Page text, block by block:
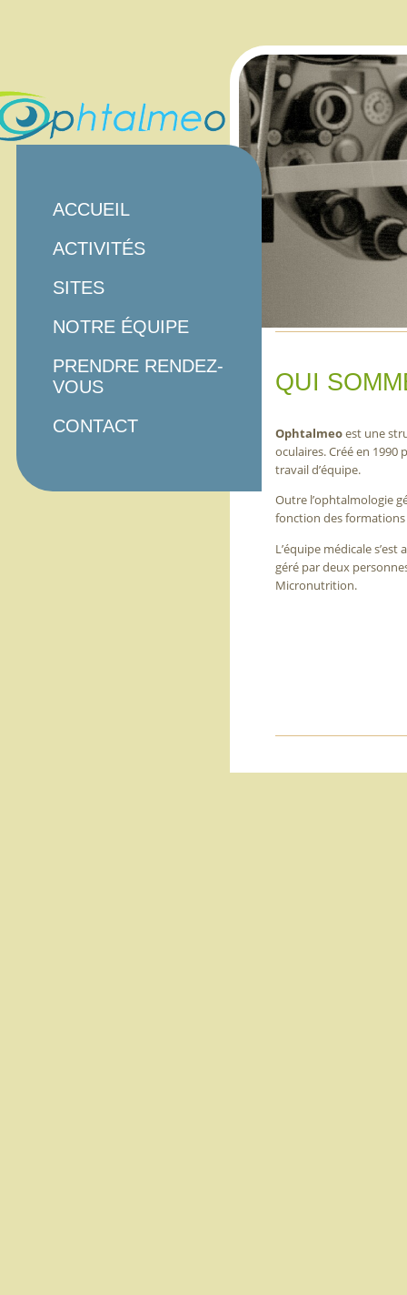
QUI
Ophtalmeoest une
oculaires. Créé en 1990
travail d’équipe.
Outre l’ophtalmologie
fonction des
L’équipe médicale
géré par deux
Micronutrition.
ACCUEIL
ACTIVITÉS
SITES
NOTRE ÉQUIPE
PRENDRE RENDEZ-
VOUS
CONTACT